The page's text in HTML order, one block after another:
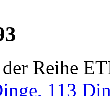
Reihe
113